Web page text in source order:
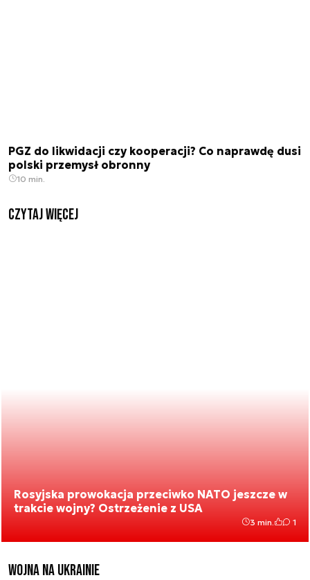
PGZ do likwidacji czy kooperacji? Co naprawdę dusi
polski przemysł obronny
10 min.
czytaj więcej
Rosyjska prowokacja przeciwko NATO jeszcze w
trakcie wojny? Ostrzeżenie z USA
3 min. 1
Wojna na Ukrainie